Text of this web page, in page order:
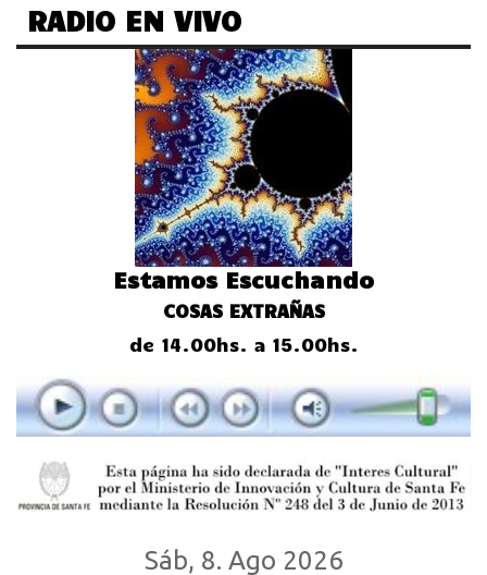
RADIO EN VIVO
Estamos Escuchando
COSAS EXTRAÑAS
de 14.00hs. a 15.00hs.